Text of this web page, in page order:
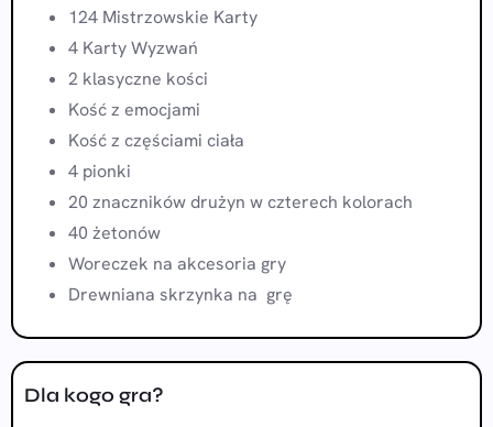
124 Mistrzowskie Karty
4 Karty Wyzwań
2 klasyczne kości
Kość z emocjami
Kość z częściami ciała
4 pionki
20 znaczników drużyn w czterech kolorach
40 żetonów
Woreczek na akcesoria gry
Drewniana skrzynka na grę
Dla kogo gra?